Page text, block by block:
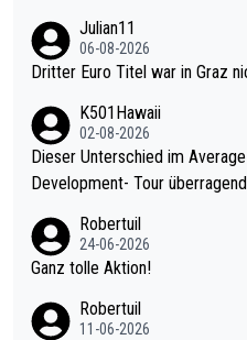
Julian11
06-08-2026
Dritter Euro Titel war in Graz
K501Hawaii
02-08-2026
Dieser Unterschied im Average ist echt
Development- Tour
mal 40+ erst recht. Da gewinnst keinen Blumentopf - ist ja noc
h krasser wie ein Pokalspiel eines Kreisligisten vs einem Bund
Robertuil
24-06-2026
Ganz tolle Aktion!
Robertuil
11-06-2026